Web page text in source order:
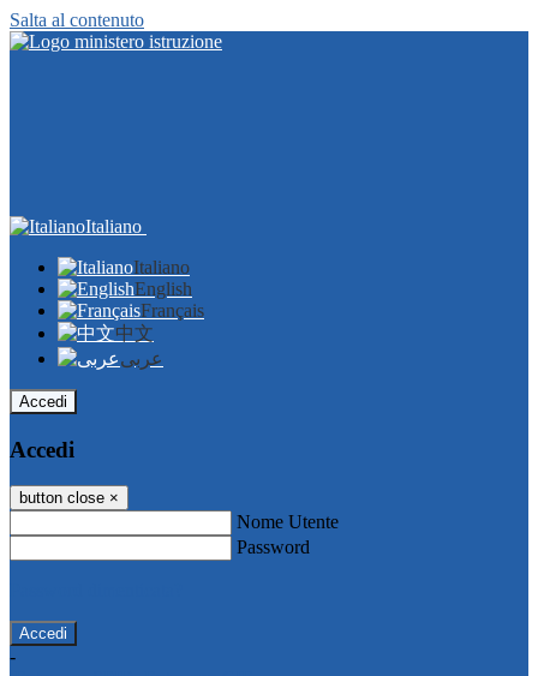
Salta al contenuto
Italiano
Italiano
English
Français
中文
عربى
Accedi
Accedi
button close ×
Nome Utente
Password
-